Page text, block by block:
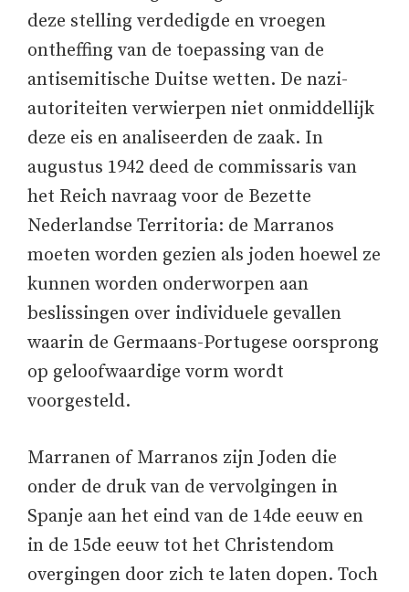
deze stelling verdedigde en vroegen
ontheffing van de toepassing van de
antisemitische Duitse wetten. De nazi-
autoriteiten verwierpen niet onmiddellijk
deze eis en analiseerden de zaak. In
augustus 1942 deed de commissaris van
het Reich navraag voor de Bezette
Nederlandse Territoria: de Marranos
moeten worden gezien als joden hoewel ze
kunnen worden onderworpen aan
beslissingen over individuele gevallen
waarin de Germaans-Portugese oorsprong
op geloofwaardige vorm wordt
voorgesteld.
Marranen of Marranos zijn Joden die
onder de druk van de vervolgingen in
Spanje aan het eind van de 14de eeuw en
in de 15de eeuw tot het Christendom
overgingen door zich te laten dopen. Toch